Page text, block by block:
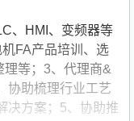
、HMI、变频器等
FA产品培训、选
理等；3、代理商&
协助梳理行业工艺
决方案；5、协助推